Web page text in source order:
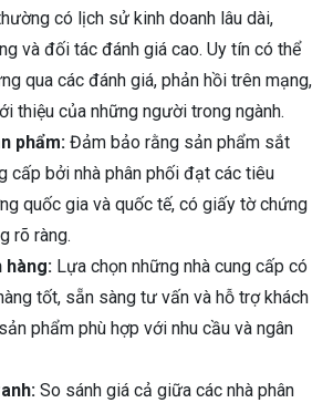
có lịch sử kinh doanh lâu dài,
và đối tác đánh giá cao. Uy tín có thể
qua các đánh giá, phản hồi trên mạng,
thiệu của những người trong ngành.
phẩm: Đảm bảo rằng sản phẩm sắt
cấp bởi nhà phân phối đạt các tiêu
quốc gia và quốc tế, có giấy tờ chứng
rõ ràng.
hàng: Lựa chọn những nhà cung cấp có
tốt, sẵn sàng tư vấn và hỗ trợ khách
phẩm phù hợp với nhu cầu và ngân
So sánh giá cả giữa các nhà phân